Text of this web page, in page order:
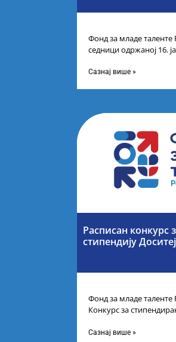
Фонд за младе таленте
седници одржаној 16.
Сазнај више »
Расписан конкурс
стипендију
Фонд за младе таленте
Конкурс за
Сазнај више »